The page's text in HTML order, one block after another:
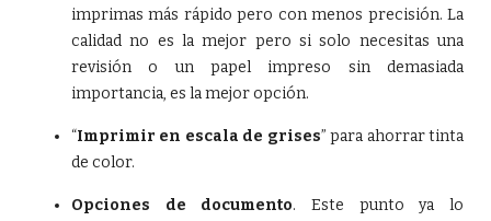
imprimas más rápido pero con menos precisión. La
calidad no es la mejor pero si solo necesitas una
revisión o un papel impreso sin demasiada
importancia, es la mejor opción.
“Imprimir en escala de grises” para ahorrar tinta
de color.
Opciones de documento. Este punto ya lo